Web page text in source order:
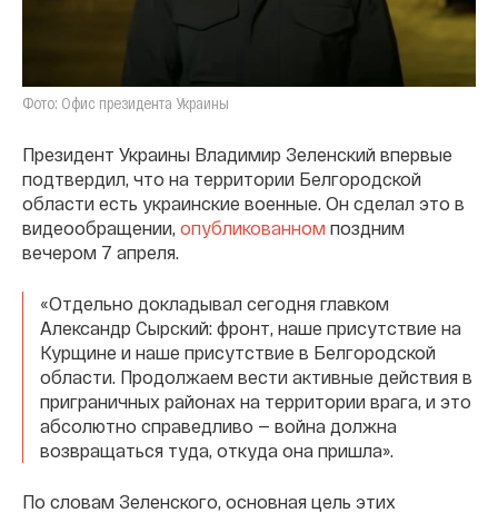
Фото: Офис президента Украины
Президент Украины Владимир Зеленский впервые
подтвердил, что на территории Белгородской
области есть украинские военные. Он сделал это в
видеообращении, опубликованном поздним
вечером 7 апреля.
«Отдельно докладывал сегодня главком
Александр Сырский: фронт, наше присутствие на
Курщине и наше присутствие в Белгородской
области. Продолжаем вести активные действия в
приграничных районах на территории врага, и это
абсолютно справедливо — война должна
возвращаться туда, откуда она пришла».
По словам Зеленского, основная цель этих